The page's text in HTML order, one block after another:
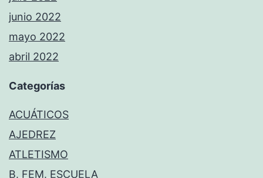
junio 2022
mayo 2022
abril 2022
Categorías
ACUÁTICOS
AJEDREZ
ATLETISMO
B. FEM. ESCUELA